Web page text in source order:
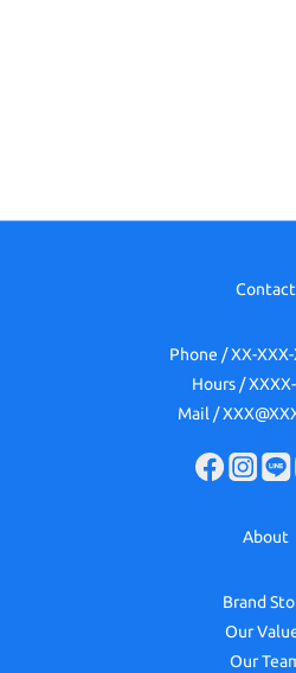
Contact
Phone / XX-
Hours /
Mail /
About
Brand
Our
Our